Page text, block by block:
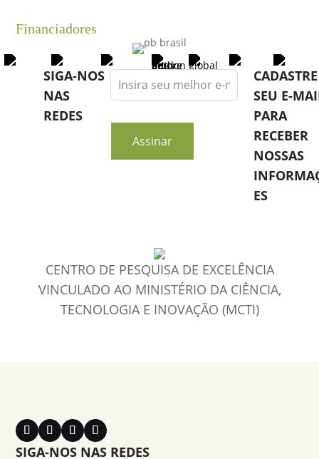
Financiadores
SIGA-NOS
NAS
REDES
Leave
this
blank
Assinar
CADASTRE
SEU E-
PARA
RECEBER
NOSSAS
ES
CENTRO DE PESQUISA DE EXCELÊNCIA
VINCULADO AO MINISTÉRIO DA CIÊNCIA,
TECNOLOGIA E INOVAÇÃO (MCTI)
SIGA-NOS NAS REDES